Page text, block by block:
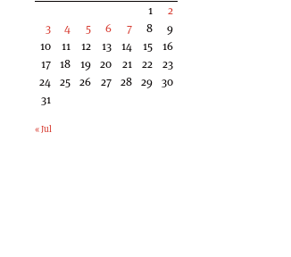
1
2
3
4 5 6 7 8
9
10
11 12 13 14 15
16
17 18 19 20 21 22
23
24 25 26 27 28 29 30
31
« Jul